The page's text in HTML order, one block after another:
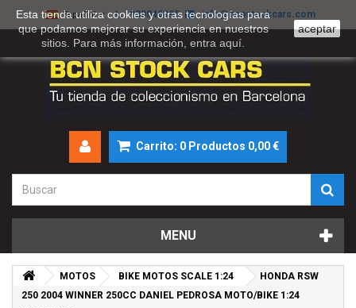
Español 930046895 info@bcnstockcars.com
Carrito: 0 Productos 0,00 €
MENU
MOTOS BIKE MOTOS SCALE 1:24
HONDA RSW
250 2004 WINNER 250CC DANIEL PEDROSA MOTO/BIKE 1:24
Esta tienda utiliza cookies y otras tecnologías para
que podamos mejorar su experiencia en nuestros
sitios. Para más información, entra aquí
aceptar